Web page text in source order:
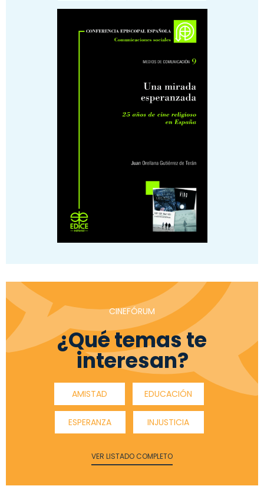
CINEFÓRUM
¿Qué temas te
interesan?
AMISTAD EDUCACIÓN
ESPERANZA INJUSTICIA
VER LISTADO COMPLETO